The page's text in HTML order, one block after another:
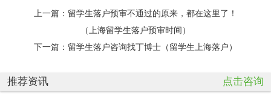
上一篇： 留学生落户预审不通过的原来，都在这里了！
（上海留学生落户预审时间）
下一篇： 留学生落户咨询找丁博士（留学生上海落户）
推荐资讯 点击咨询